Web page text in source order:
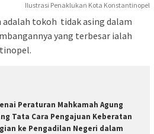
Ilustrasi Penaklukan Kota Konstantinopel
adalah tokoh tidak asing dalam
yang terbesar ialah
Peraturan Mahkamah Agung
Tata Cara Pengajuan Keberatan
ke Pengadilan Negeri dalam